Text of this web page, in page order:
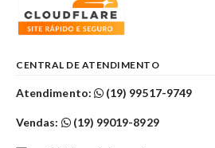
CENTRAL DE ATENDIMENTO
Atendimento: (19) 99517-9749
Vendas: (19) 99019-8929